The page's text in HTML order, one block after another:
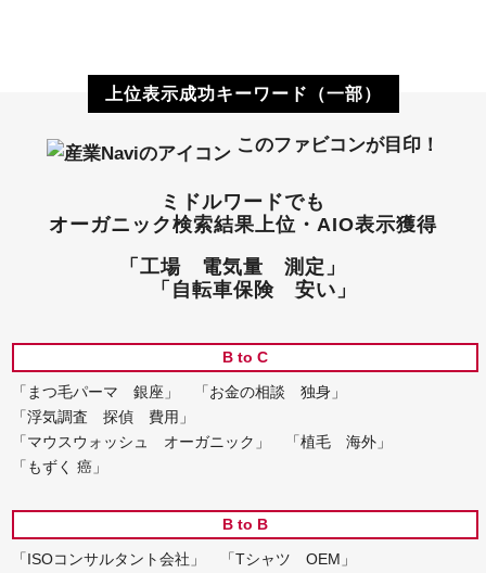
上位表示成功キーワード（一部）
このファビコンが目印！
ミドルワードでも
オーガニック検索結果上位・AIO表示獲得
「工場 電気量 測定」
「自転車保険 安い」
B to C
「まつ毛パーマ 銀座」
「お金の相談 独身」
「浮気調査 探偵 費用」
「マウスウォッシュ オーガニック」
「植毛 海外」
「もずく 癌」
B to B
「ISOコンサルタント会社」
「Tシャツ OEM」